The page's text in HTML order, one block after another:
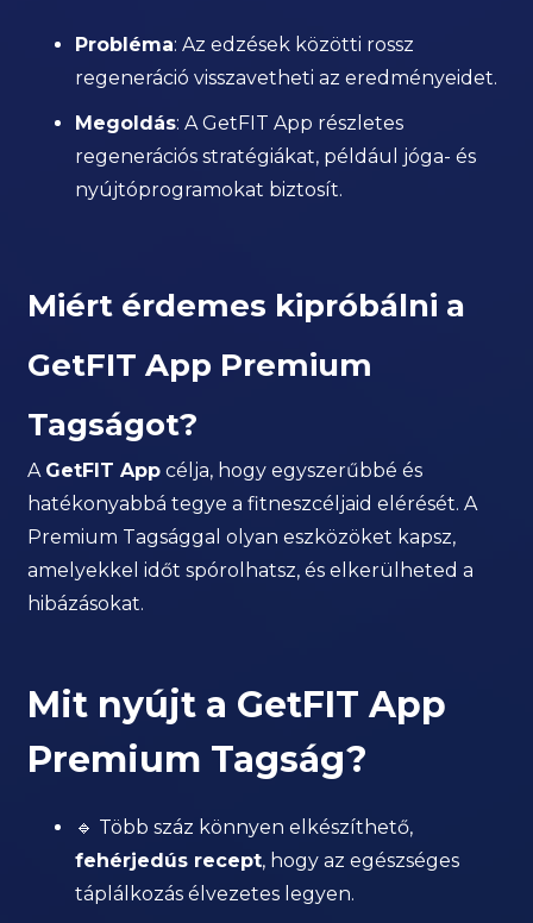
Probléma: Az edzések közötti rossz
regeneráció visszavetheti az eredményeidet.
Megoldás: A GetFIT App részletes
regenerációs stratégiákat, például jóga- és
nyújtóprogramokat biztosít.
Miért érdemes kipróbálni a
GetFIT App Premium
Tagságot?
A GetFIT App célja, hogy egyszerűbbé és
hatékonyabbá tegye a fitneszcéljaid elérését. A
Premium Tagsággal olyan eszközöket kapsz,
amelyekkel időt spórolhatsz, és elkerülheted a
hibázásokat.
Mit nyújt a GetFIT App
Premium Tagság?
🔹 Több száz könnyen elkészíthető,
fehérjedús recept, hogy az egészséges
táplálkozás élvezetes legyen.